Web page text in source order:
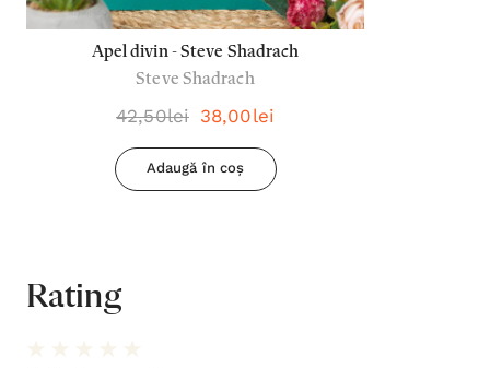
Apel divin - Steve Shadrach
Steve Shadrach
42,50lei 38,00lei
Adaugă în coș
Rating